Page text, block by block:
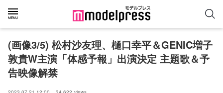
(画像3/5) 松村沙友理、樋口幸平＆GENIC増子
敦貴W主演「体感予報」出演決定 主題歌＆予
告映像解禁